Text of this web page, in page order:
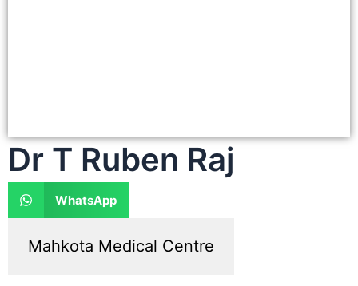
Dr T Ruben Raj
WhatsApp
Mahkota Medical Centre